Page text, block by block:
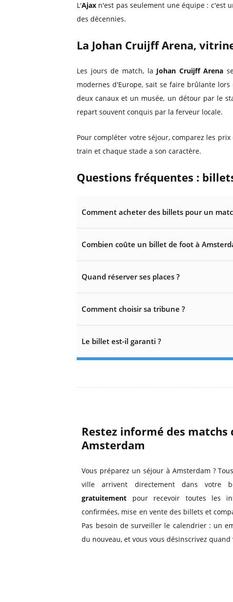
L'Ajax n'est pas seulement une équipe : c'est
des décennies.
La Johan Cruijff Arena,
Les jours de match, la Johan Cruijff Arena
modernes d'Europe, sait se faire brûlante
deux canaux et un musée, un détour par le
repart souvent conquis par la ferveur locale.
Pour compléter votre séjour, comparez les
train et chaque stade a son caractère.
Questions fréquentes :
Comment acheter des billets pour un
Combien coûte un billet de foot à
Quand réserver ses places ?
Comment choisir sa tribune ?
Le billet est-il garanti ?
Restez informé des
Amsterdam
Vous préparez un séjour à Amsterdam ?
ville arrivent directement dans votre
gratuitement pour recevoir toutes les
confirmées, mise en vente des billets et
Pas besoin de surveiller le calendrier : un
du nouveau, et vous vous désinscrivez quand